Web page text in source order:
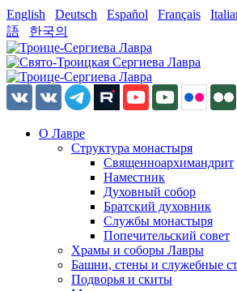
English Deutsch Español Français
語
한국의
О Лавре
Структура монастыря
Священноархимандрит
Наместник
Духовный собор
Братский духовник
Службы монастыря
Попечительский совет
Храмы и соборы Лавры
Башни, стены и служебные
Подворья и скиты